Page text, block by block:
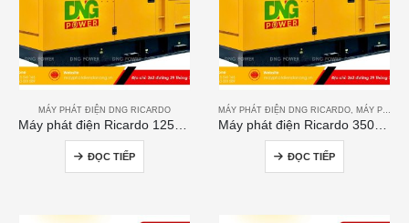
MÁY PHÁT ĐIỆN DNG RICARDO
Máy phát điện Ricardo 125kVA
ĐỌC TIẾP
MÁY PHÁT ĐIỆN DNG RICARDO, MÁY PHÁT ĐIỆN RICARDO
Máy phát điện Ricardo 350KVA
ĐỌC TIẾP